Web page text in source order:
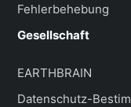
Fehlerbehebung
Gesellschaft
EARTHBRAIN
Datenschutz-